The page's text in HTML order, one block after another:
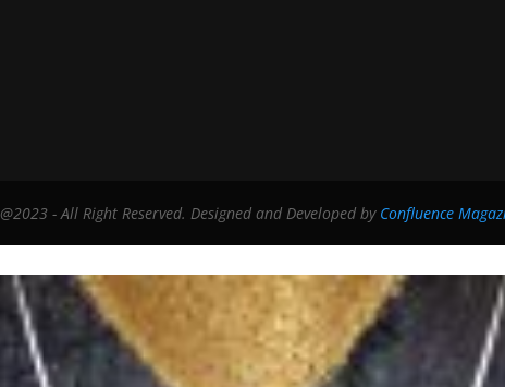
@2023 - All Right Reserved. Designed and Developed by Confluence